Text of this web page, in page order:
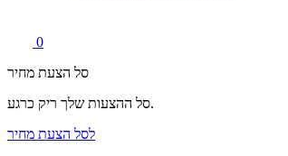
0
סל הצעת מחיר
סל ההצעות שלך ריק כרגע.
לסל הצעת מחיר